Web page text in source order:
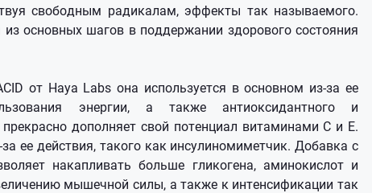
свободным радикалам, эффекты так называемого.
основных шагов в поддержании здорового состояния
от Haya Labs она используется в основном из-за ее
энергии, а также антиоксидантного и
дополняет свой потенциал витаминами С и Е.
ее действия, такого как инсулиномиметчик. Добавка с
накапливать больше гликогена, аминокислот и
мышечной силы, а также к интенсификации так